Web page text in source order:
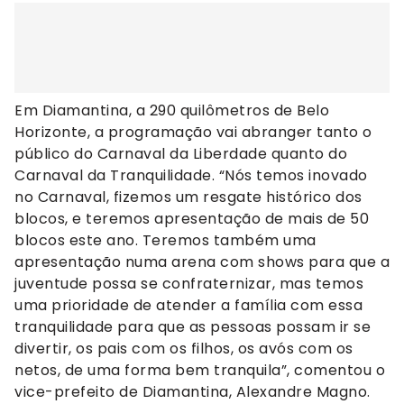
Em Diamantina, a 290 quilômetros de Belo
Horizonte, a programação vai abranger tanto o
público do Carnaval da Liberdade quanto do
Carnaval da Tranquilidade. “Nós temos inovado
no Carnaval, fizemos um resgate histórico dos
blocos, e teremos apresentação de mais de 50
blocos este ano. Teremos também uma
apresentação numa arena com shows para que a
juventude possa se confraternizar, mas temos
uma prioridade de atender a família com essa
tranquilidade para que as pessoas possam ir se
divertir, os pais com os filhos, os avós com os
netos, de uma forma bem tranquila”, comentou o
vice-prefeito de Diamantina, Alexandre Magno.